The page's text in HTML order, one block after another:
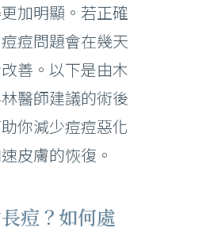
加明顯。若正確
痘問題會在幾天
善。以下是由木
醫師建議的術後
你減少痘痘惡化
皮膚的恢復。
痘？如何處